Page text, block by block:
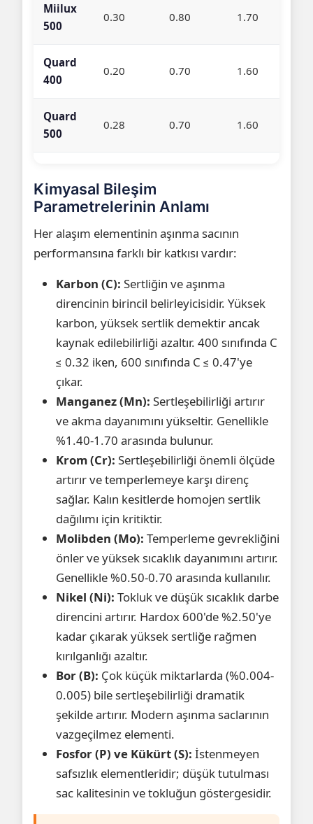
Miilux
500
0.30 0.80 1.70
Quard
400
0.20 0.70 1.60
Quard
500
0.28 0.70 1.60
Kimyasal Bileşim
Parametrelerinin Anlamı
Her alaşım elementinin aşınma sacının
performansına farklı bir katkısı vardır:
Karbon (C): Sertliğin ve aşınma
direncinin birincil belirleyicisidir. Yüksek
karbon, yüksek sertlik demektir ancak
kaynak edilebilirliği azaltır. 400 sınıfında C
≤ 0.32 iken, 600 sınıfında C ≤ 0.47'ye
çıkar.
Manganez (Mn): Sertleşebilirliği artırır
ve akma dayanımını yükseltir. Genellikle
%1.40-1.70 arasında bulunur.
Krom (Cr): Sertleşebilirliği önemli ölçüde
artırır ve temperlemeye karşı direnç
sağlar. Kalın kesitlerde homojen sertlik
dağılımı için kritiktir.
Molibden (Mo): Temperleme gevrekliğini
önler ve yüksek sıcaklık dayanımını artırır.
Genellikle %0.50-0.70 arasında kullanılır.
Nikel (Ni): Tokluk ve düşük sıcaklık darbe
direncini artırır. Hardox 600'de %2.50'ye
kadar çıkarak yüksek sertliğe rağmen
kırılganlığı azaltır.
Bor (B): Çok küçük miktarlarda (%0.004-
0.005) bile sertleşebilirliği dramatik
şekilde artırır. Modern aşınma saclarının
vazgeçilmez elementi.
Fosfor (P) ve Kükürt (S): İstenmeyen
safsızlık elementleridir; düşük tutulması
sac kalitesinin ve tokluğun göstergesidir.